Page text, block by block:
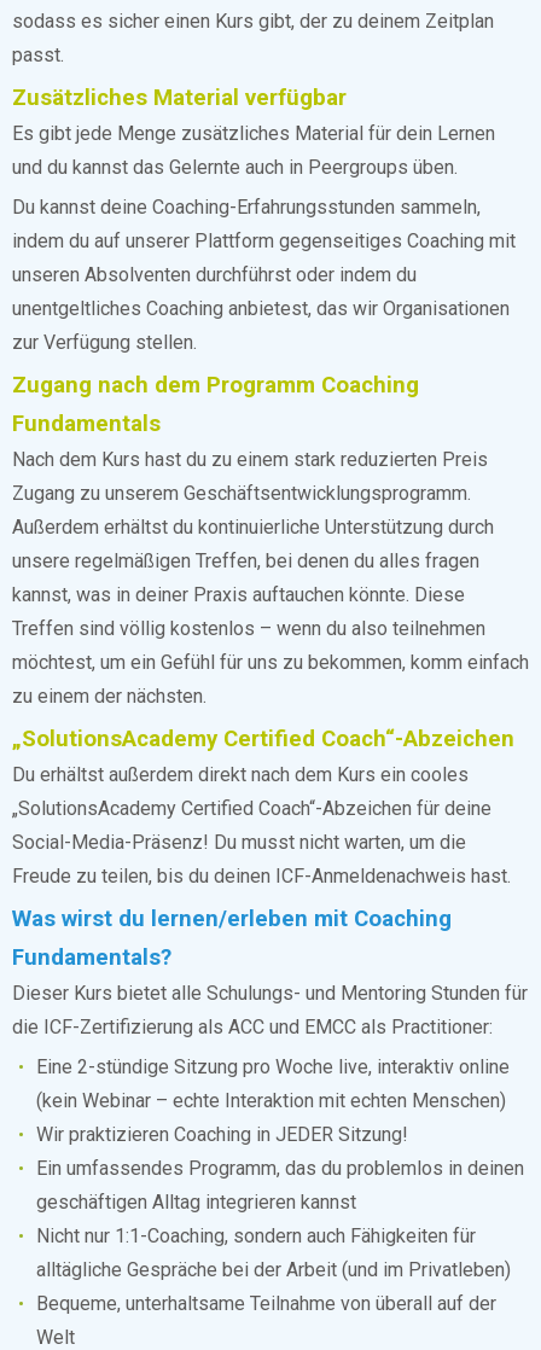
sodass es sicher einen Kurs gibt, der zu deinem Zeitplan
passt.
Zusätzliches Material verfügbar
Es gibt jede Menge zusätzliches Material für dein Lernen
und du kannst das Gelernte auch in Peergroups üben.
Du kannst deine Coaching-Erfahrungsstunden sammeln,
indem du auf unserer Plattform gegenseitiges Coaching mit
unseren Absolventen durchführst oder indem du
unentgeltliches Coaching anbietest, das wir Organisationen
zur Verfügung stellen.
Zugang nach dem Programm Coaching
Fundamentals
Nach dem Kurs hast du zu einem stark reduzierten Preis
Zugang zu unserem Geschäftsentwicklungsprogramm.
Außerdem erhältst du kontinuierliche Unterstützung durch
unsere regelmäßigen Treffen, bei denen du alles fragen
kannst, was in deiner Praxis auftauchen könnte. Diese
Treffen sind völlig kostenlos – wenn du also teilnehmen
möchtest, um ein Gefühl für uns zu bekommen, komm einfach
zu einem der nächsten.
„SolutionsAcademy Certified Coach“-Abzeichen
Du erhältst außerdem direkt nach dem Kurs ein cooles
„SolutionsAcademy Certified Coach“-Abzeichen für deine
Social-Media-Präsenz! Du musst nicht warten, um die
Freude zu teilen, bis du deinen ICF-Anmeldenachweis hast.
Was wirst du lernen/erleben mit Coaching
Fundamentals?
Dieser Kurs bietet alle Schulungs- und Mentoring Stunden für
die ICF-Zertifizierung als ACC und EMCC als Practitioner:
Eine 2-stündige Sitzung pro Woche live, interaktiv online
(kein Webinar – echte Interaktion mit echten Menschen)
Wir praktizieren Coaching in JEDER Sitzung!
Ein umfassendes Programm, das du problemlos in deinen
geschäftigen Alltag integrieren kannst
Nicht nur 1:1-Coaching, sondern auch Fähigkeiten für
alltägliche Gespräche bei der Arbeit (und im Privatleben)
Bequeme, unterhaltsame Teilnahme von überall auf der
Welt